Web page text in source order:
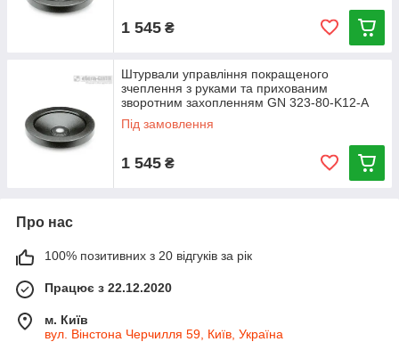
1 545 ₴
Штурвали управління покращеного
зчеплення з руками та прихованим
зворотним захопленням GN 323-80-K12-A
Під замовлення
1 545 ₴
Про нас
100% позитивних з 20 відгуків за рік
Працює з 22.12.2020
м. Київ
вул. Вінстона Черчилля 59, Київ, Україна